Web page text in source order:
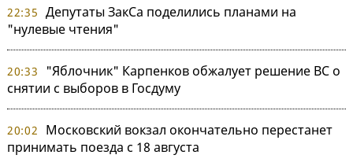
22:35 Депутаты ЗакСа поделились планами на
"нулевые чтения"
20:33
"Яблочник" Карпенков обжалует решение ВС о
снятии с выборов в Госдуму
20:02
Московский вокзал окончательно перестанет
принимать поезда с 18 августа